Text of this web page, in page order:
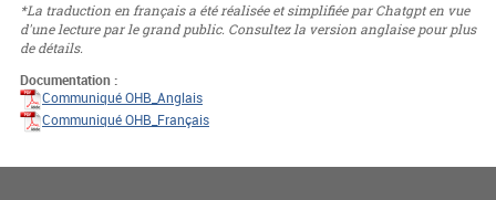
*La traduction en français a été réalisée et simplifiée par Chatgpt en vue
d'une lecture par le grand public. Consultez la version anglaise pour plus
de détails.
Documentation :
Communiqué OHB_Anglais
Communiqué OHB_Français